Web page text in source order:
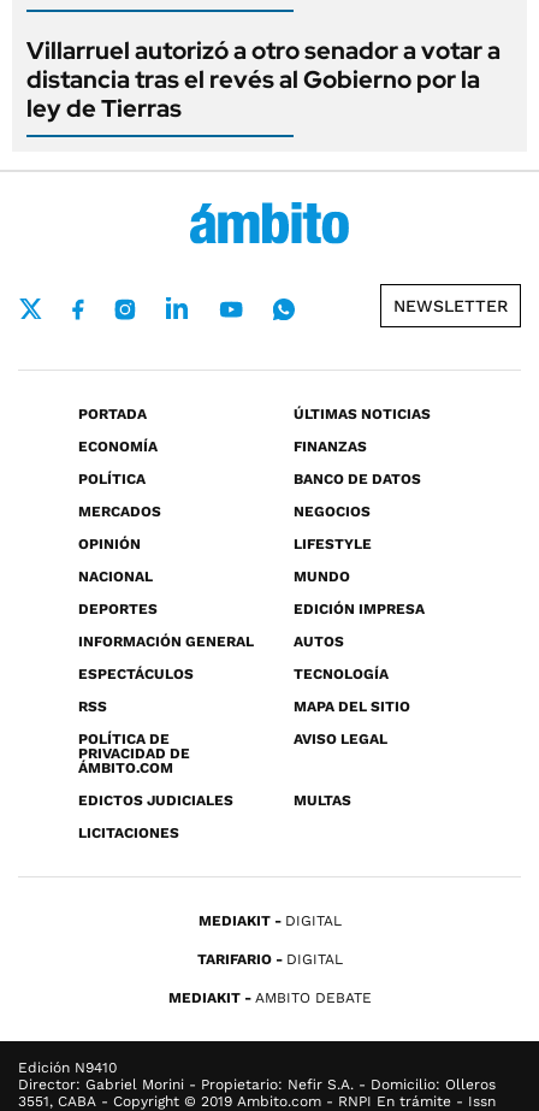
Villarruel autorizó a otro senador a votar a
distancia tras el revés al Gobierno por la
ley de Tierras
NEWSLETTER
PORTADA
ÚLTIMAS NOTICIAS
ECONOMÍA
FINANZAS
POLÍTICA
BANCO DE DATOS
MERCADOS
NEGOCIOS
OPINIÓN
LIFESTYLE
NACIONAL
MUNDO
DEPORTES
EDICIÓN IMPRESA
INFORMACIÓN GENERAL
AUTOS
ESPECTÁCULOS
TECNOLOGÍA
RSS
MAPA DEL SITIO
POLÍTICA DE
PRIVACIDAD DE
ÁMBITO.COM
AVISO LEGAL
EDICTOS JUDICIALES
MULTAS
LICITACIONES
MEDIAKIT DIGITAL
TARIFARIO DIGITAL
MEDIAKIT AMBITO DEBATE
Edición N9410
Director: Gabriel Morini - Propietario: Nefir S.A. - Domicilio: Olleros
3551, CABA - Copyright © 2019 Ambito.com - RNPI En trámite - Issn